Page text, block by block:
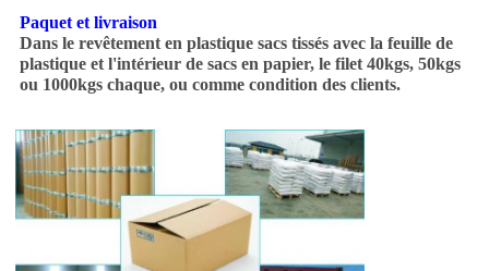
Paquet et livraison
Dans le revêtement en plastique sacs tissés avec la feuille de
plastique et l'intérieur de sacs en papier, le filet 40kgs, 50kgs
ou 1000kgs chaque, ou comme condition des clients.